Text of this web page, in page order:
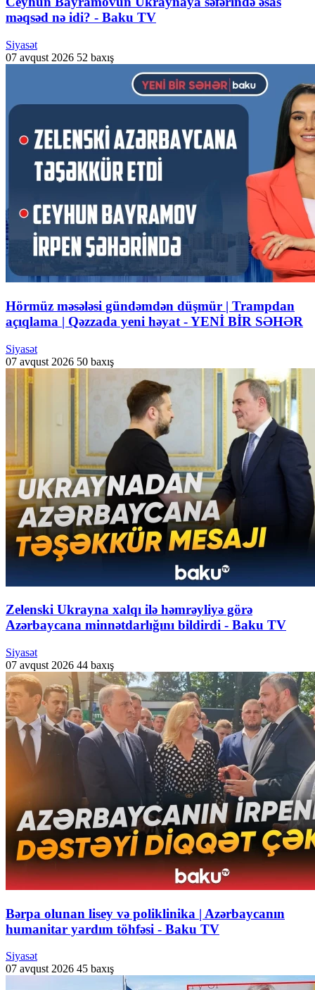
məqsəd nə idi? - Baku TV
Siyasət
07 avqust 2026 52 baxış
Hörmüz məsələsi gündəmdən düşmür | Trampdan
açıqlama | Qəzzada yeni həyat - YENİ BİR SƏHƏR
Siyasət
07 avqust 2026 50 baxış
Zelenski Ukrayna xalqı ilə həmrəyliyə görə
Azərbaycana minnətdarlığını bildirdi - Baku TV
Siyasət
07 avqust 2026 44 baxış
Bərpa olunan lisey və poliklinika | Azərbaycanın
humanitar yardım töhfəsi - Baku TV
Siyasət
07 avqust 2026 45 baxış